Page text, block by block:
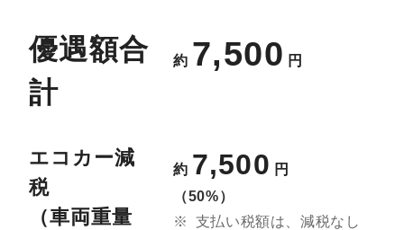
優遇額合
計
約 7,500 円
エコカー減
税
（車両重量
約 7,500 円
（50%）
支払い税額は、減税なし